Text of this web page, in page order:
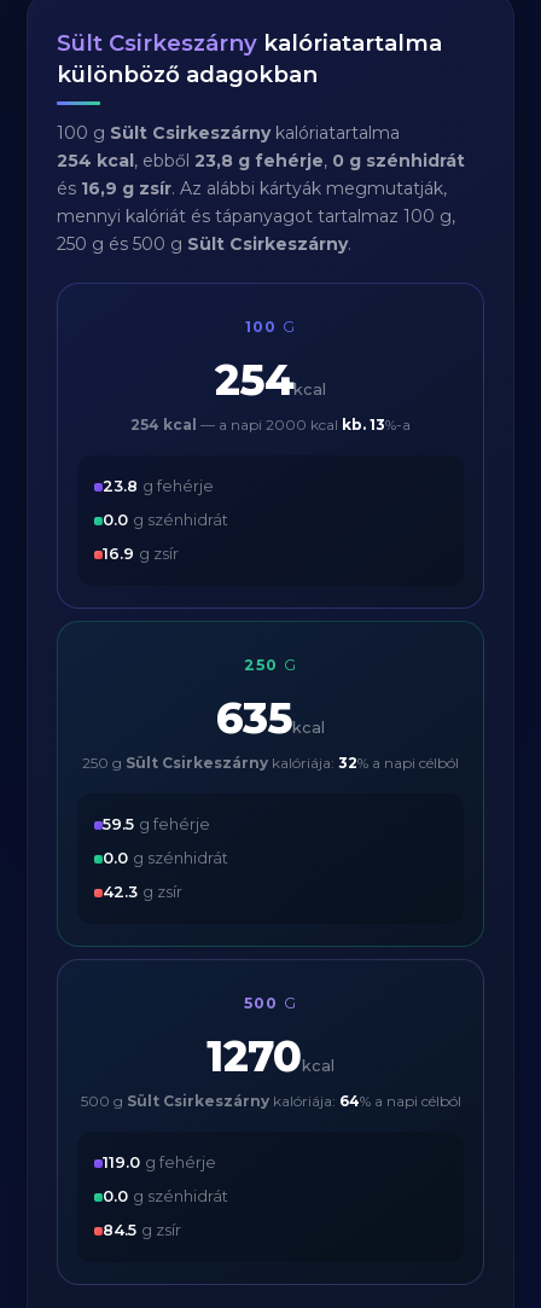
Sült Csirkeszárny kalóriatartalma
különböző adagokban
100 g Sült Csirkeszárnykalóriatartalma
254 kcal, ebből23,8 g fehérje, 0 g szénhidrát
és 16,9 g zsír. Az alábbi kártyák megmutatják,
mennyi kalóriát és tápanyagot tartalmaz 100 g,
250 g és 500 g Sült Csirkeszárny.
100 G
254kcal
254 kcal — a napi 2000 kcal kb. 13%-a
23.8 g fehérje
0.0 g szénhidrát
16.9 g zsír
250 G
635kcal
250 g Sült Csirkeszárny kalóriája: 32% a napi célból
59.5 g fehérje
0.0 g szénhidrát
42.3 g zsír
500 G
1270 kcal
500 g Sült Csirkeszárnykalóriája: 64% a napi célból
119.0 g fehérje
0.0 g szénhidrát
84.5 g zsír